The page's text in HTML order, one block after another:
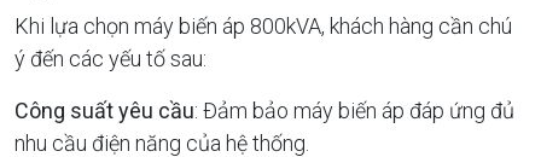
Khi lựa chọn máy biến áp 800kVA, khách hàng cần chú
ý đến các yếu tố sau:
Công suất yêu cầu: Đảm bảo máy biến áp đáp ứng đủ
nhu cầu điện năng của hệ thống.